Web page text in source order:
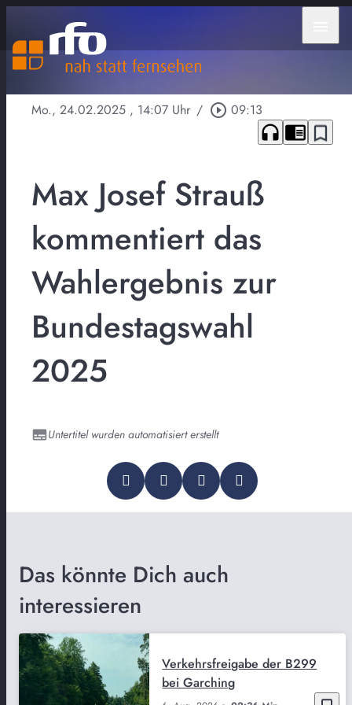
Mo., 24.02.2025 , 14:07 Uhr / play_circle_outline 09:13
headphones chrome_reader_mode bookmark_border
Max Josef Strauß
kommentiert das
Wahlergebnis zur
Bundestagswahl
2025
Untertitel wurden automatisiert erstellt
Das könnte Dich auch
interessieren
Verkehrsfreigabe der B299
bei Garching